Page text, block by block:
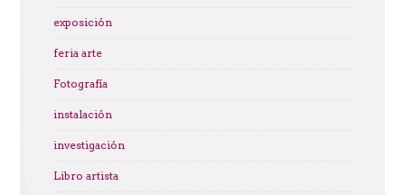
exposición
feria arte
Fotografía
instalación
investigación
Libro artista